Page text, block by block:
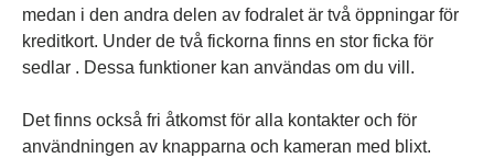
medan i den andra delen av fodralet är två öppningar för
kreditkort. Under de två fickorna finns en stor ficka för
sedlar . Dessa funktioner kan användas om du vill.
Det finns också fri åtkomst för alla kontakter och för
användningen av knapparna och kameran med blixt.